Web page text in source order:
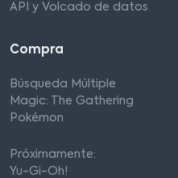
API y Volcado de datos
Compra
Búsqueda Múltiple
Magic: The Gathering
Pokémon
Próximamente:
Yu-Gi-Oh!